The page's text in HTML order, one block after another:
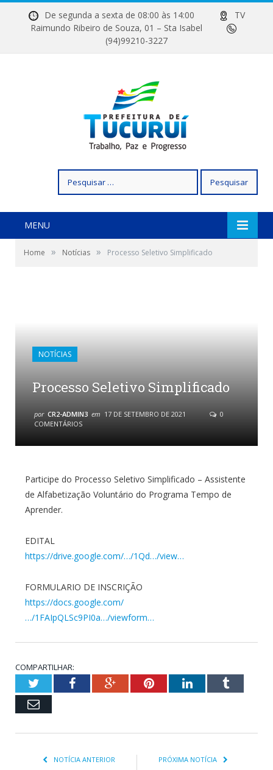
De segunda a sexta de 08:00 às 14:00
TV
Raimundo Ribeiro de Souza, 01 – Sta Isabel
(94)99210-3227
por:
MENU
Home » Notícias » Processo Seletivo Simplificado
NOTÍCIAS
Processo Seletivo Simplificado
por CR2-ADMIN3 em 17 DE SETEMBRO DE 2021
0
COMENTÁRIOS
Participe do Processo Seletivo Simplificado – Assistente
de Alfabetização Voluntário do Programa Tempo de
Aprender.
EDITAL
https://drive.google.com/…/1Qd…/view…
FORMULARIO DE INSCRIÇÃO
https://docs.google.com/
…/1FAIpQLSc9PI0a…/viewform…
COMPARTILHAR:
TwitterFacebookGoogle+PinterestLinkedInTumblr
Email
NOTÍCIA ANTERIOR PRÓXIMA NOTÍCIA